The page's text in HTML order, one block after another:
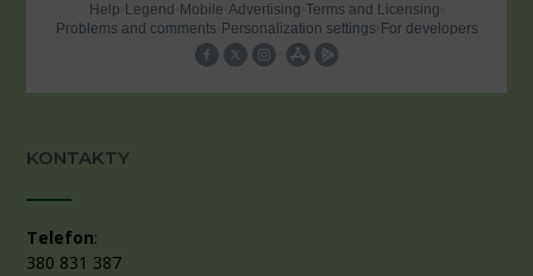
KONTAKTY
Telefon:
380 831 387